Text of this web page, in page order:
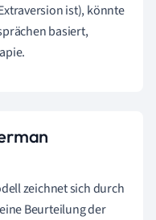
ist), könnte
basiert,
zeichnet sich durch
Beurteilung der